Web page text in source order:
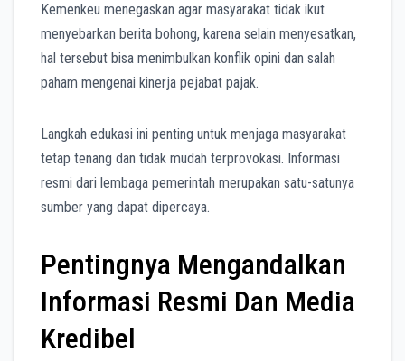
Kemenkeu menegaskan agar masyarakat tidak ikut
menyebarkan berita bohong, karena selain menyesatkan,
hal tersebut bisa menimbulkan konflik opini dan salah
paham mengenai kinerja pejabat pajak.
Langkah edukasi ini penting untuk menjaga masyarakat
tetap tenang dan tidak mudah terprovokasi. Informasi
resmi dari lembaga pemerintah merupakan satu-satunya
sumber yang dapat dipercaya.
Pentingnya Mengandalkan
Informasi Resmi Dan Media
Kredibel